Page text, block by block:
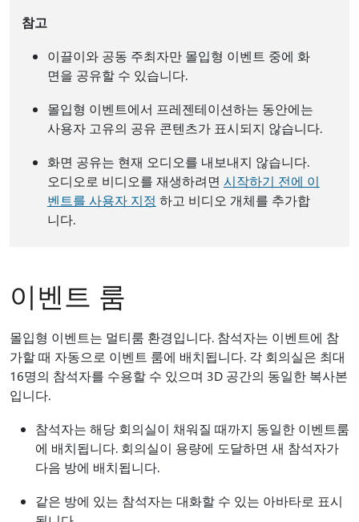
참고
이끌이와 공동 주최자만 몰입형 이벤트 중에 화
면을 공유할 수 있습니다.
몰입형 이벤트에서 프레젠테이션하는 동안에는
사용자 고유의 공유 콘텐츠가 표시되지 않습니다.
화면 공유는 현재 오디오를 내보내지 않습니다.
오디오로 비디오를 재생하려면 시작하기 전에 이
벤트를 사용자 지정 하고 비디오 개체를 추가합
니다.
이벤트 룸
몰입형 이벤트는 멀티룸 환경입니다. 참석자는 이벤트에 참
가할 때 자동으로 이벤트 룸에 배치됩니다. 각 회의실은 최대
16명의 참석자를 수용할 수 있으며 3D 공간의 동일한 복사본
입니다.
참석자는 해당 회의실이 채워질 때까지 동일한 이벤트룸
에 배치됩니다. 회의실이 용량에 도달하면 새 참석자가
다음 방에 배치됩니다.
같은 방에 있는 참석자는 대화할 수 있는 아바타로 표시